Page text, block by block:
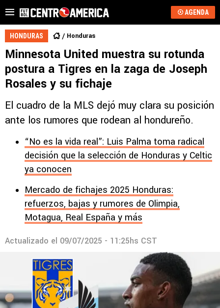
AGENDA
HONDURAS Honduras
Minnesota United muestra su rotunda
postura a Tigres en la zaga de Joseph
Rosales y su fichaje
El cuadro de la MLS dejó muy clara su posición
ante los rumores que rodean al hondureño.
“No es la vida real”: Luis Palma toma radical
decisión que la selección de Honduras y Celtic
ya conocen
Mercado de fichajes 2025 Honduras:
refuerzos, bajas y rumores de Olimpia,
Motagua, Real España y más
Actualizado el 09/07/2025 - 11:25hs CST